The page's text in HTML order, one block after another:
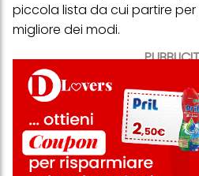
piccola lista da cui partire
migliore dei modi.